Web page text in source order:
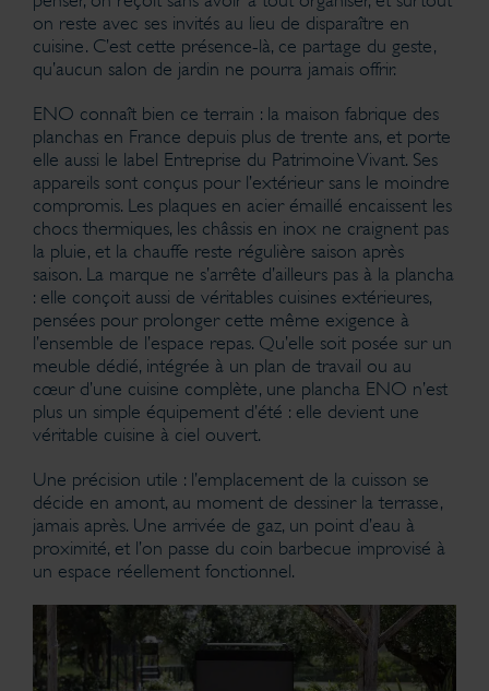
on reste avec ses invités au lieu de disparaître en
cuisine. C’est cette présence-là, ce partage du geste,
qu’aucun salon de jardin ne pourra jamais offrir.
ENO connaît bien ce terrain : la maison fabrique des
planchas en France depuis plus de trente ans, et porte
elle aussi le label Entreprise du Patrimoine Vivant. Ses
appareils sont conçus pour l’extérieur sans le moindre
compromis. Les plaques en acier émaillé encaissent les
chocs thermiques, les châssis en inox ne craignent pas
la pluie, et la chauffe reste régulière saison après
saison. La marque ne s’arrête d’ailleurs pas à la plancha
: elle conçoit aussi de véritables cuisines extérieures,
pensées pour prolonger cette même exigence à
l’ensemble de l’espace repas. Qu’elle soit posée sur un
meuble dédié, intégrée à un plan de travail ou au
cœur d’une cuisine complète, une plancha ENO n’est
plus un simple équipement d’été : elle devient une
véritable cuisine à ciel ouvert.
Une précision utile : l’emplacement de la cuisson se
décide en amont, au moment de dessiner la terrasse,
jamais après. Une arrivée de gaz, un point d’eau à
proximité, et l’on passe du coin barbecue improvisé à
un espace réellement fonctionnel.